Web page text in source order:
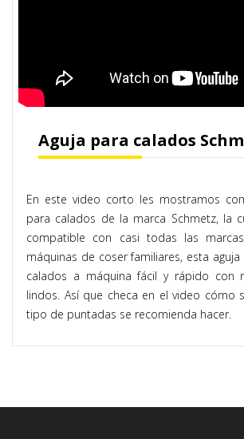
Aguja para calados
En este video corto les mostramos
para calados de la marca Schmetz, la
compatible con casi todas las
máquinas de coser familiares, esta
calados a máquina fácil y rápido con
lindos. Así que checa en el video cómo
tipo de puntadas se recomienda hacer.